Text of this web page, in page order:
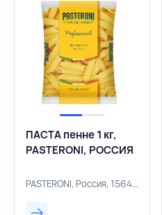
ПАСТА пенне 1 кг,
PASTERONI, РОССИЯ
PASTERONI, Россия, 156400591